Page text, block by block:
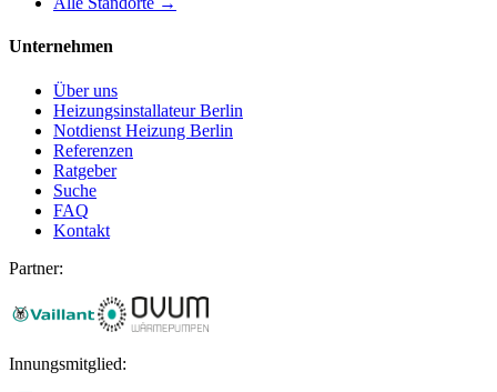
Unternehmen
Über uns
Heizungsinstallateur Berlin
Notdienst Heizung Berlin
Referenzen
Ratgeber
Suche
FAQ
Kontakt
Partner:
Innungsmitglied: